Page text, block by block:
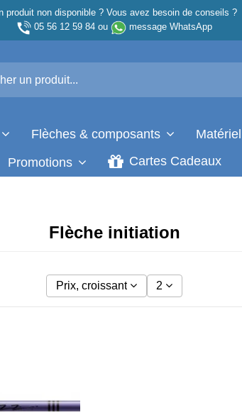
produit non disponible ? Vous avez besoin de conseils ?
05 56 12 59 84ou message WhatsApp
Flèches & composants
Promotions Cartes Cadeaux
Flèche initiation
Prix, croissant 2